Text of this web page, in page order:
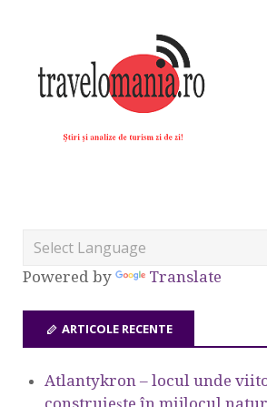
Powered by Translate
ARTICOLE RECENTE
Atlantykron – locul unde